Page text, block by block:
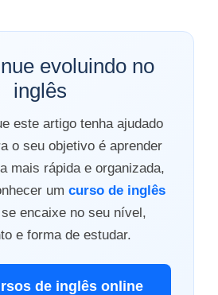
evoluindo no
inglês
este artigo tenha ajudado
o seu objetivo é aprender
mais rápida e organizada,
um curso de inglês
encaixe no seu nível,
e forma de estudar.
de inglês online